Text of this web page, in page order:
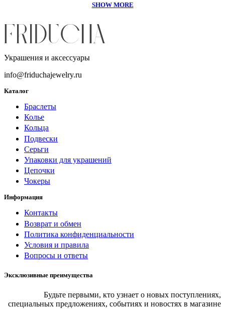
Украшения и аксессуары
info@friduchajewelry.ru
Каталог
Браслеты
Колье
Кольца
Подвески
Серьги
Упаковки для украшений
Цепочки
Чокеры
Информация
Контакты
Возврат и обмен
Политика конфиденциальности
Условия и правила
Вопросы и ответы
Эксклюзивные преимущества
Будьте первыми, кто узнает о новых поступлениях,
специальных предложениях, событиях и новостях в магазине